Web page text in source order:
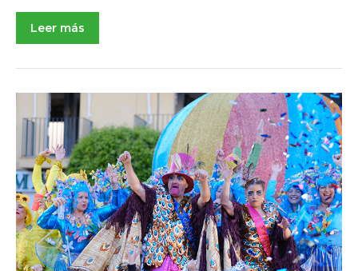
Leer más
NOTICIAS DE ACTUALIDAD